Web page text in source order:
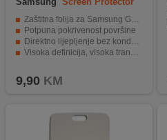
Zaštitna folija za Samsung Galaxy A34
Potpuna pokrivenost površine
Direktno lijepljenje bez kondenzacije vode
Visoka definicija, visoka transparentnost
9,90 KM